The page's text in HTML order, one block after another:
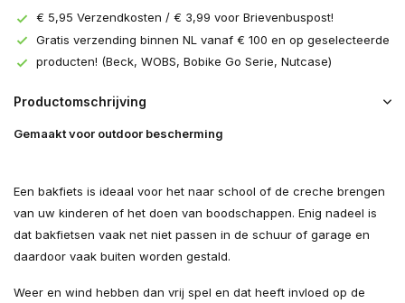
€ 5,95 Verzendkosten / € 3,99 voor Brievenbuspost!
Gratis verzending binnen NL vanaf € 100 en op geselecteerde
producten! (Beck, WOBS, Bobike Go Serie, Nutcase)
Productomschrijving
Gemaakt voor outdoor bescherming
Een bakfiets is ideaal voor het naar school of de creche brengen
van uw kinderen of het doen van boodschappen. Enig nadeel is
dat bakfietsen vaak net niet passen in de schuur of garage en
daardoor vaak buiten worden gestald.
Weer en wind hebben dan vrij spel en dat heeft invloed op de